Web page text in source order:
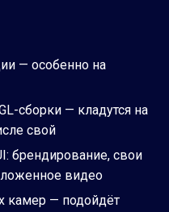
— особенно на
сборки — кладутся на
свой
брендирование, свои
видео
камер — подойдёт